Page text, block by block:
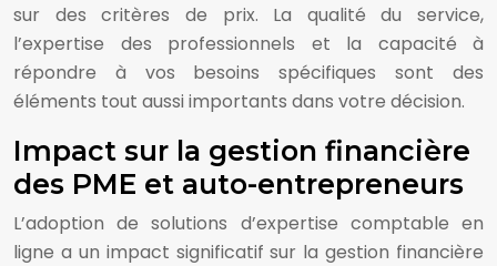
sur des critères de prix. La qualité du service,
l’expertise des professionnels et la capacité à
répondre à vos besoins spécifiques sont des
éléments tout aussi importants dans votre décision.
Impact sur la gestion financière
des PME et auto-entrepreneurs
L’adoption de solutions d’expertise comptable en
ligne a un impact significatif sur la gestion financière